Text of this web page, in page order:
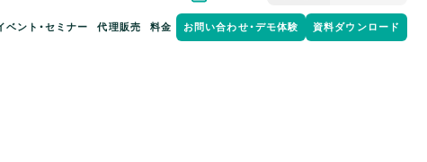
ベント・セミナー 代理販売 料金 お問い合わせ・デモ体験 資料ダウンロード